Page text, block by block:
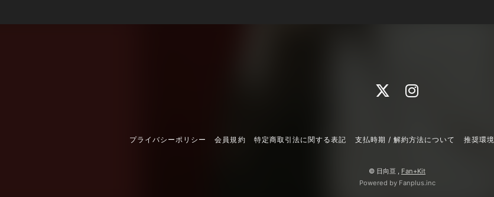
プライバシーポリシー 会員規約 特定商取引法に関する表記 支払時期 / 解約方法について 推奨環境
© 日向亘 , Fan+Kit
Powered by Fanplus.inc